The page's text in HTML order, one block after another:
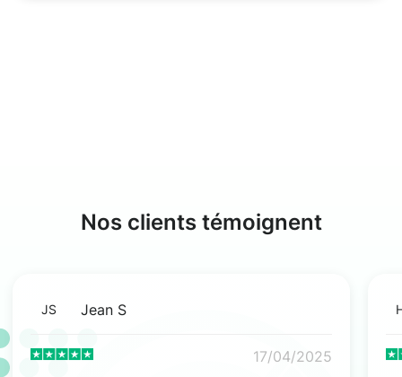
Nos clients témoignent
JS Jean S
17/04/2025